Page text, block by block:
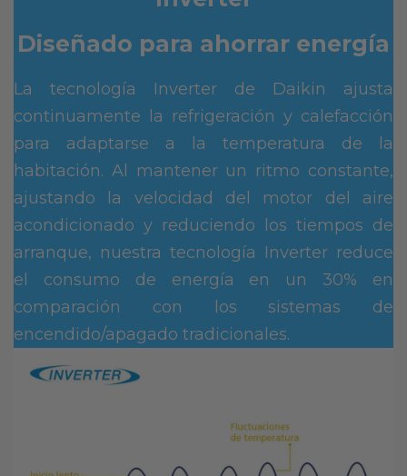
Diseñado para ahorrar energía
La tecnología Inverter de Daikin ajusta
continuamente la refrigeración y calefacción
para adaptarse a la temperatura de la
habitación. Al mantener un ritmo constante,
ajustando la velocidad del motor del aire
acondicionado y reduciendo los tiempos de
arranque, nuestra tecnología Inverter reduce
el consumo de energía en un 30% en
comparación con los sistemas de
encendido/apagado tradicionales.